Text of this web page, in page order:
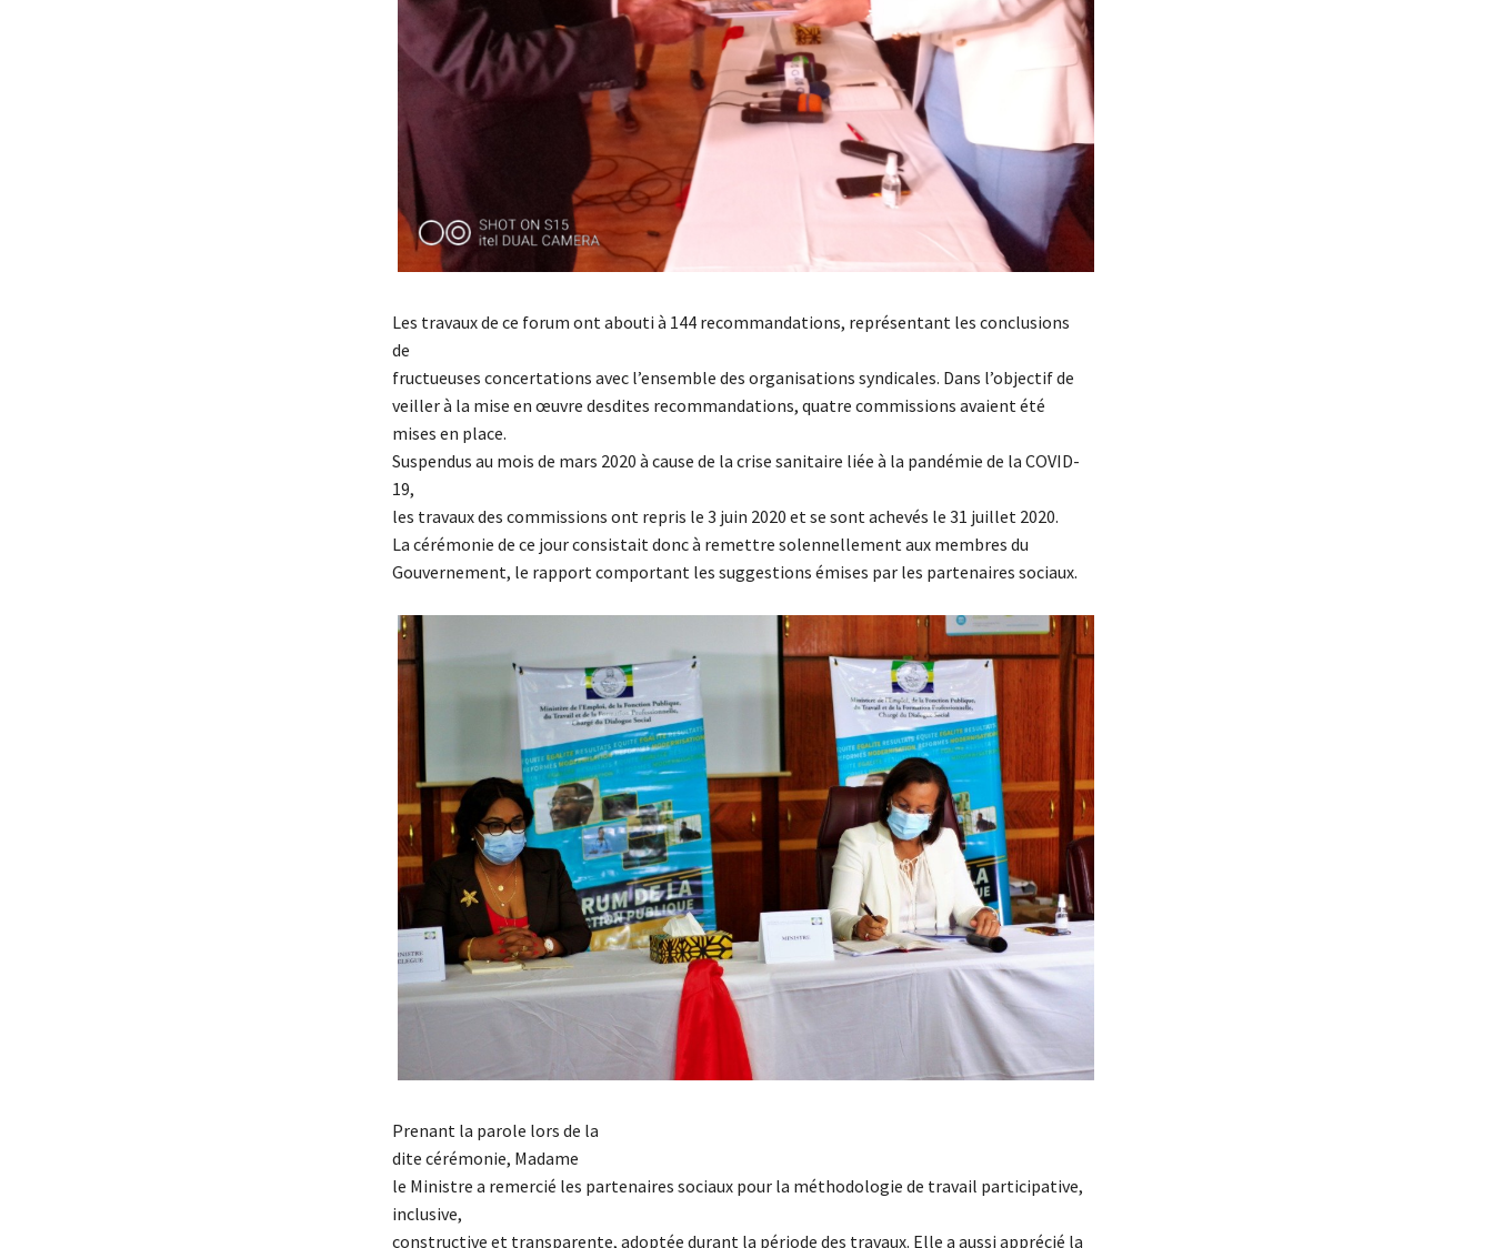
Les travaux de ce forum ont abouti à 144 recommandations, représentant les conclusions
de
fructueuses concertations avec l’ensemble des organisations syndicales. Dans l’objectif de
veiller à la mise en œuvre desdites recommandations, quatre commissions avaient été
mises en place.
Suspendus au mois de mars 2020 à cause de la crise sanitaire liée à la pandémie de la COVID-
19,
les travaux des commissions ont repris le 3 juin 2020 et se sont achevés le 31 juillet 2020.
La cérémonie de ce jour consistait donc à remettre solennellement aux membres du
Gouvernement, le rapport comportant les suggestions émises par les partenaires sociaux.
Prenant la parole lors de la
dite cérémonie, Madame
le Ministre a remercié les partenaires sociaux pour la méthodologie de travail participative,
inclusive,
constructive et transparente, adoptée durant la période des travaux. Elle a aussi apprécié la